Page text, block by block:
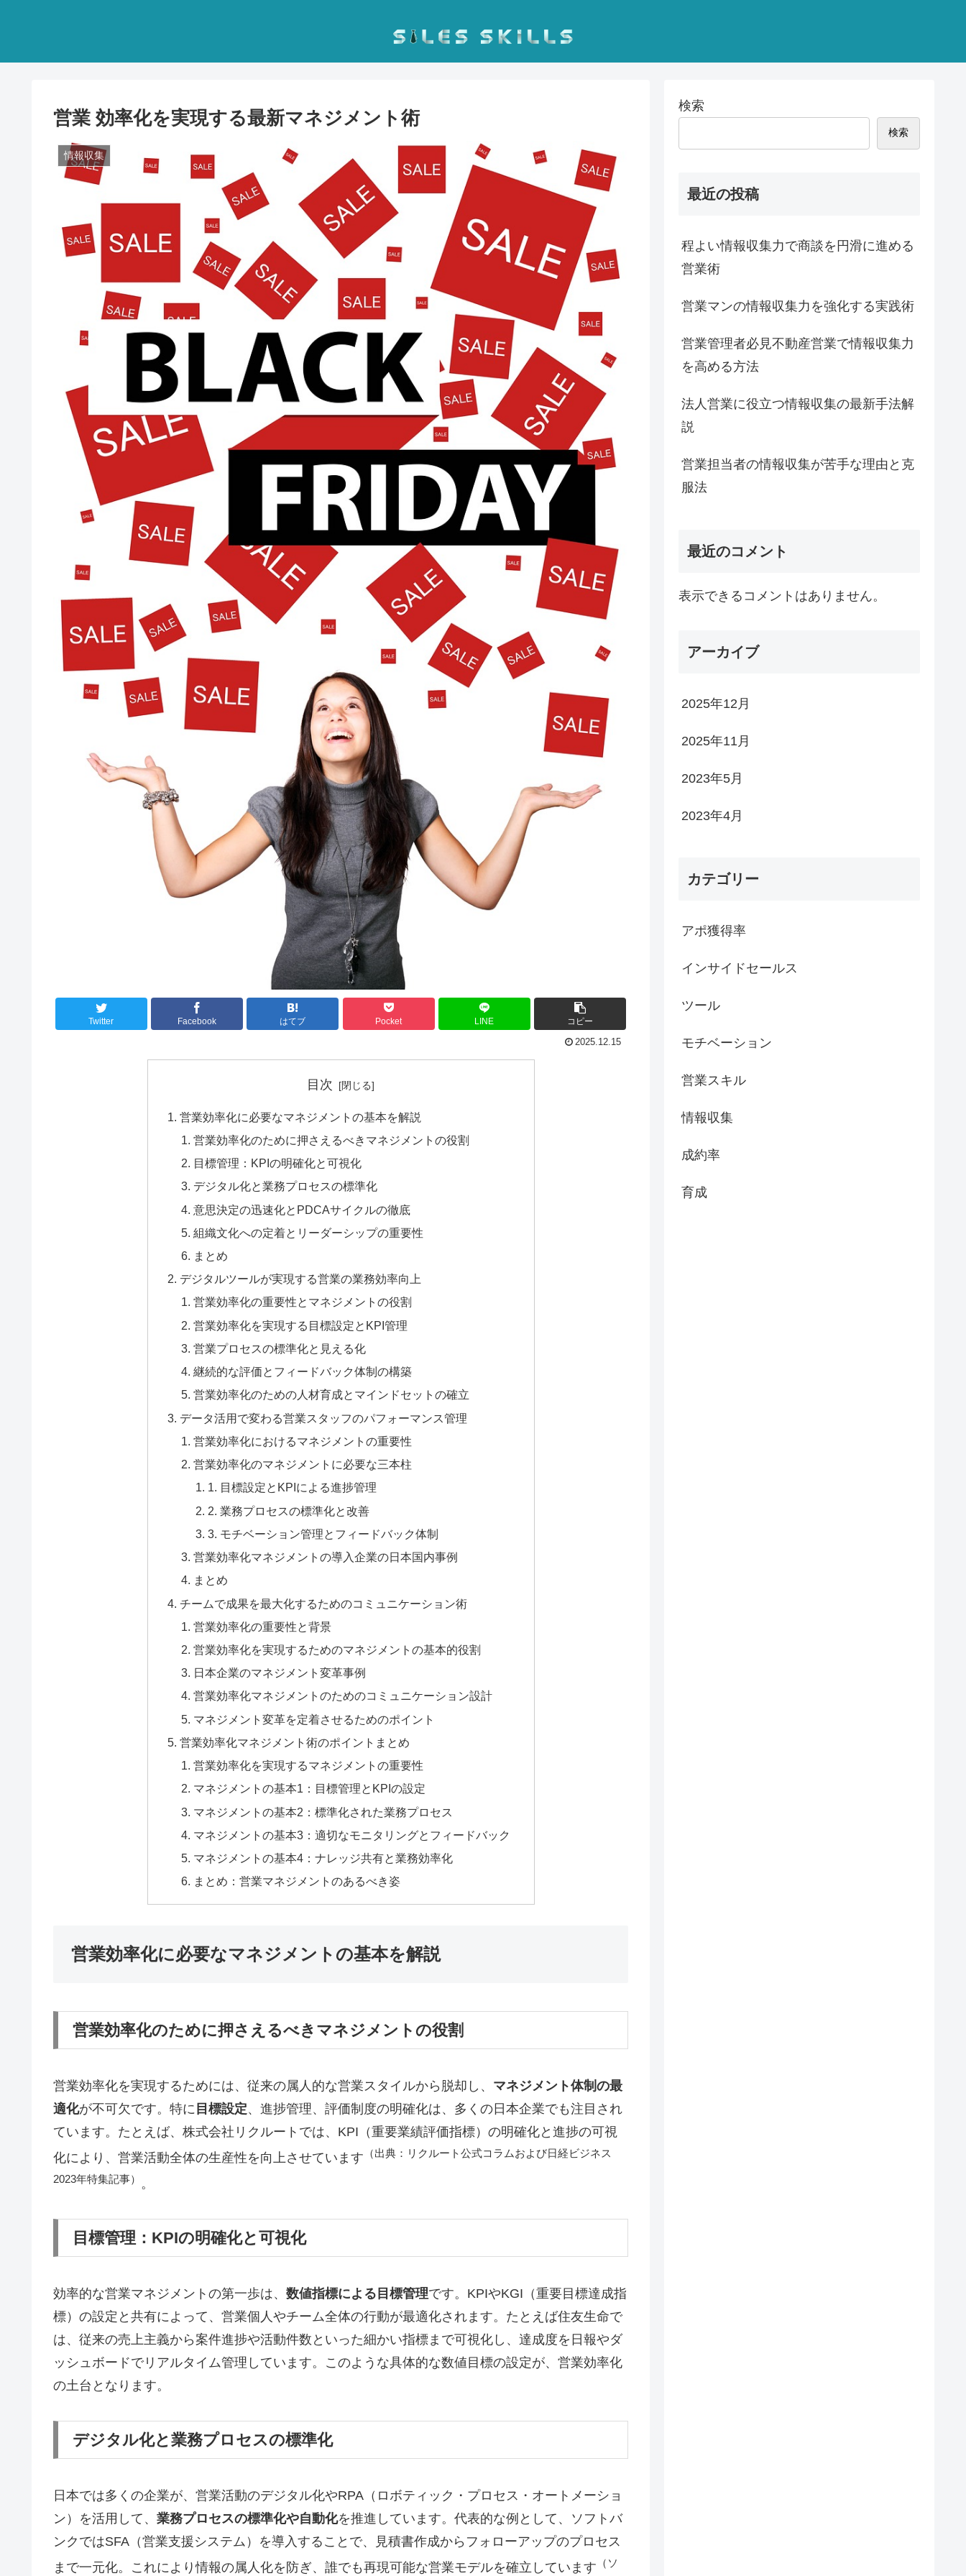
営業 効率化を実現する最新マネジメント術
情報収集
Twitter Facebook はてブ Pocket LINE コピー
2025.12.15
目次
営業効率化に必要なマネジメントの基本を解説
営業効率化のために押さえるべきマネジメントの役割
目標管理：KPIの明確化と可視化
デジタル化と業務プロセスの標準化
意思決定の迅速化とPDCAサイクルの徹底
組織文化への定着とリーダーシップの重要性
まとめ
デジタルツールが実現する営業の業務効率向上
営業効率化の重要性とマネジメントの役割
営業効率化を実現する目標設定とKPI管理
営業プロセスの標準化と見える化
継続的な評価とフィードバック体制の構築
営業効率化のための人材育成とマインドセットの確立
データ活用で変わる営業スタッフのパフォーマンス管理
営業効率化におけるマネジメントの重要性
営業効率化のマネジメントに必要な三本柱
1. 目標設定とKPIによる進捗管理
2. 業務プロセスの標準化と改善
3. モチベーション管理とフィードバック体制
営業効率化マネジメントの導入企業の日本国内事例
まとめ
チームで成果を最大化するためのコミュニケーション術
営業効率化の重要性と背景
営業効率化を実現するためのマネジメントの基本的役割
日本企業のマネジメント変革事例
営業効率化マネジメントのためのコミュニケーション設計
マネジメント変革を定着させるためのポイント
営業効率化マネジメント術のポイントまとめ
営業効率化を実現するマネジメントの重要性
マネジメントの基本1：目標管理とKPIの設定
マネジメントの基本2：標準化された業務プロセス
マネジメントの基本3：適切なモニタリングとフィードバック
マネジメントの基本4：ナレッジ共有と業務効率化
まとめ：営業マネジメントのあるべき姿
営業効率化に必要なマネジメントの基本を解説
営業効率化のために押さえるべきマネジメントの役割
営業効率化を実現するためには、従来の属人的な営業スタイルから脱却し、 マネジメント体制の最
適化が不可欠です。特に 目標設定、進捗管理、評価制度の明確化は、多くの日本企業でも注目され
ています。たとえば、株式会社リクルートでは、KPI（重要業績評価指標）の明確化と進捗の可視
化により、営業活動全体の生産性を向上させています （出典：リクルート公式コラムおよび日経ビジネス
2023年特集記事） 。
目標管理：KPIの明確化と可視化
効率的な営業マネジメントの第一歩は、 数値指標による目標管理です。KPIやKGI（重要目標達成指
標）の設定と共有によって、営業個人やチーム全体の行動が最適化されます。たとえば住友生命で
は、従来の売上主義から案件進捗や活動件数といった細かい指標まで可視化し、達成度を日報やダ
ッシュボードでリアルタイム管理しています。このような具体的な数値目標の設定が、営業効率化
の土台となります。
デジタル化と業務プロセスの標準化
日本では多くの企業が、営業活動のデジタル化やRPA（ロボティック・プロセス・オートメーショ
ン）を活用して、 業務プロセスの標準化や自動化を推進しています。代表的な例として、ソフトバ
ンクではSFA（営業支援システム）を導入することで、見積書作成からフォローアップのプロセス
まで一元化。これにより情報の属人化を防ぎ、誰でも再現可能な営業モデルを確立しています （ソ
検索
検索
最近の投稿
程よい情報収集力で商談を円滑に進める
営業術
営業マンの情報収集力を強化する実践術
営業管理者必見不動産営業で情報収集力
を高める方法
法人営業に役立つ情報収集の最新手法解
説
営業担当者の情報収集が苦手な理由と克
服法
最近のコメント
表示できるコメントはありません。
アーカイブ
2025年12月
2025年11月
2023年5月
2023年4月
カテゴリー
アポ獲得率
インサイドセールス
ツール
モチベーション
営業スキル
情報収集
成約率
育成